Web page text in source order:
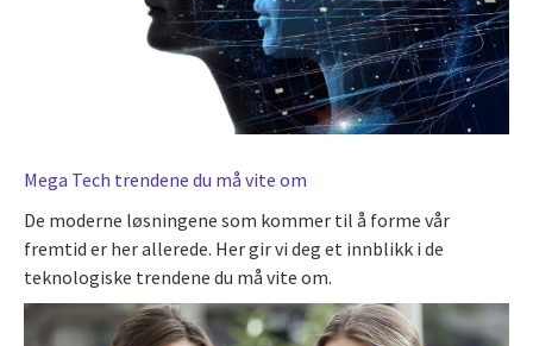
Mega Tech trendene du må vite om
De moderne løsningene som kommer til å forme vår
fremtid er her allerede. Her gir vi deg et innblikk i de
teknologiske trendene du må vite om.